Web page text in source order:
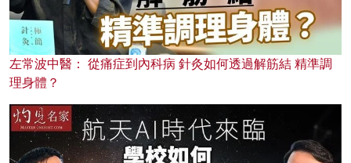
左常波中醫： 從痛症到內科病 針灸如何透過解筋結 精準調
理身體？